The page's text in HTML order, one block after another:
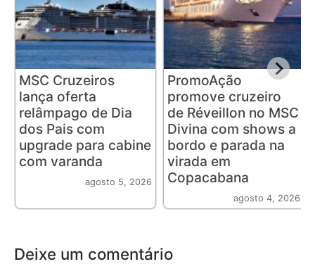
MSC Cruzeiros
lança oferta
relâmpago de Dia
dos Pais com
upgrade para cabine
com varanda
agosto 5, 2026
PromoAção
promove cruzeiro
de Réveillon no MSC
Divina com shows a
bordo e parada na
virada em
Copacabana
agosto 4, 2026
Deixe um comentário